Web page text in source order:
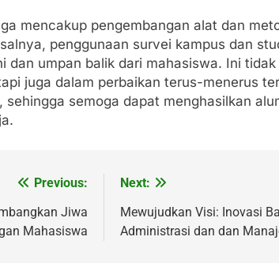
mencakup pengembangan alat dan
penggunaan survei kampus dan
dan umpan balik dari mahasiswa. Ini
juga dalam perbaikan terus-menerus
semoga dapat menghasilkan
Previous:
Jiwa
Mahasiswa
Next:
Mewujudkan Visi: Inovasi
Administrasi dan dan